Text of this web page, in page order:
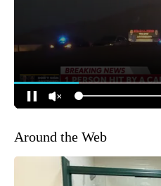
Around the Web